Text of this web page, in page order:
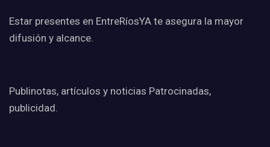
Estar presentes en EntreRíosYA te asegura la mayor
difusión y alcance.
Publinotas, artículos y noticias Patrocinadas,
publicidad.